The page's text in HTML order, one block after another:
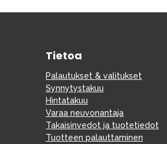
Tietoa
Palautukset & valitukset
Synnytystakuu
Hintatakuu
Varaa neuvonantaja
Takaisinvedot ja tuotetiedot
Tuotteen palauttaminen